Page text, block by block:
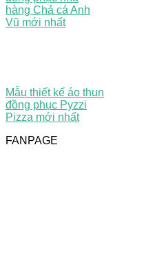
hàng Chả cá Anh
Vũ mới nhất
Mẫu thiết kế áo thun
đồng phục Pyzzi
Pizza mới nhất
FANPAGE